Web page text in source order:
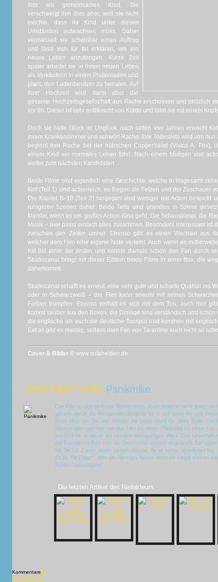
ihm ein gemeinsames Kind. Sie
verschweigt ihm dies aber, weil sie nicht
möchte, dass ihr Kind unter diesen
Umständen aufwachsen muss. Daher
vermasselt sie scheinbar einen Auftrag
und lässt sich für tot erklären, um ein
neues Leben anzufangen. Kurze Zeit
später arbeitet sie in ihrem neuen Leben
als Verkäuferin in einem Plattenladen und
plant, den Ladenbesitzer zu heiraten. Auf
ihrer Hochzeit wird dann aber die
gesamte Hochzeitsgesellschaft aus Rache erschossen und plötzlich
vor ihr. Dieser ist sehr enttäuscht von Kiddo und tötet sie mit einem
Doch sie hatte Glück im Unglück, nach satten vier Jahren erwacht
ihrem Krankenzimmer und schwört Rache. Ihre Todesliste wird von
beginnt ihre Rache bei der hübschen Copperhead (Vivica A. Fox),
einem Kind ein normales Leben führt. Nach einem blutigen und
weiter zum nächsten Kandidaten …
Beide Filme sind eigentlich eine Geschichte, welche in insgesamt
fünf (Teil 1) sind actionreich, es fliegen die Fetzen und der Zuschauer
Die Kapitel 6–10 (Teil 2) hingegen sind weniger mit Action bespickt
ruhigeren Szenen daher. Beide Teile sind grandios in Szene
Meister, wenn es um großes Action-Kino geht. Die Schauspieler, die
Musik – hier passt einfach alles zusammen. Besonders interessant ist
zwischen den Zeiten umher. Ebenso gibt es einen Wechsel aus
welcher dem Film eine eigene Note verleiht. Auch wenn es
Kill Bill einer der ersten und konnte damals schon den Fan durch
Studiocanal bringt mit dieser Edition beide Filme in einer Box, die
daherkommt.
Studiocanal schafft es erneut, eine sehr gute und scharfe Qualität ins
oder in Schwarzweiß – der Film kann sowohl mit seinen
Farben trumpfen. Ebenso verhält es sich mit dem Ton, auch hier
kommt sauber aus den Boxen, die Dialoge sind verständlich und
die englische als auch die deutsche Tonspur und kommen mit
Extras gibt es massig, sodass dem Fan von Tarantino auch nicht so
Cover & Bilder © www.sofahelden.de
DAS FAZIT VON: Panikmike
Der Film ist und bleibt ein Meisterwerk. Auch wenn er nicht
gerade durch die Kompromisslosigkeit ist er auf seine Art und
heizt allen ein. Sie war definitiv die beste Wahl für diese Rolle.
überzeugen und machen den Film zu einem Pflichttitel für einen
erschuf ein in dieser Art ziemlich einzigartiges Werk. Der
die Dialoge mit Biss und die Geschichte extrem abgedreht. Ein
Kill Bill 1 & 2 zwei seiner besten Werke, die er bisher abgeliefert
Dusk Till Dawn“. Wer die Blu-rays bisher nicht im Regal stehen
Edition zuschlagen!
Die letzten Artikel des Redakteurs:
Kommentare[X]
[X] schließen